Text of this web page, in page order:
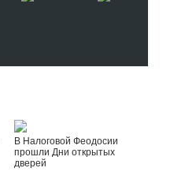
В Налоговой Феодосии
прошли Дни открытых
дверей